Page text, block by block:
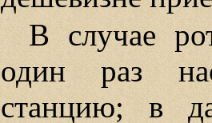
В случае
один раз
станцию; в